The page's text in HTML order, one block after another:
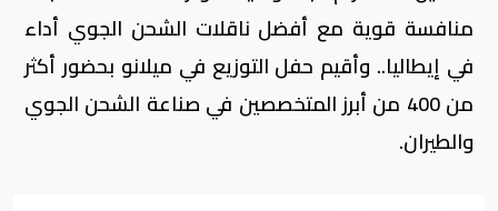
منافسة قوية مع أفضل ناقلات الشحن الجوي أداء
في إيطاليا.. وأقيم حفل التوزيع في ميلانو بحضور أكثر
من 400 من أبرز المتخصصين في صناعة الشحن الجوي
والطيران.